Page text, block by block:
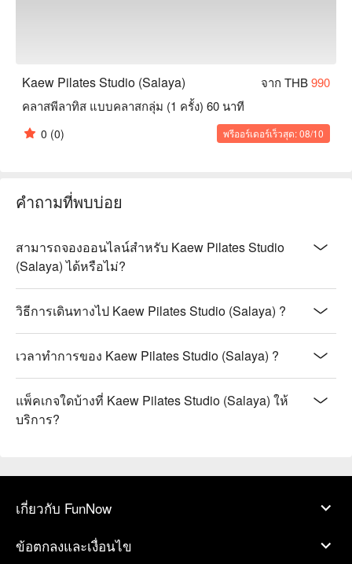
Kaew Pilates Studio (Salaya) จาก THB990
คลาสพีลาทิส แบบคลาสกลุ่ม (1 ครั้ง) 60 นาที
0 (0) พรีออร์เดอร์เร็วสุด: 08/10
คำถามที่พบบ่อย
สามารถจองออนไลน์สำหรับ Kaew Pilates Studio
(Salaya) ได้หรือไม่?
วิธีการเดินทางไป Kaew Pilates Studio (Salaya) ?
เวลาทำการของ Kaew Pilates Studio (Salaya) ?
แพ็คเกจใดบ้างที่ Kaew Pilates Studio (Salaya) ให้
บริการ?
เกี่ยวกับ FunNow
ข้อตกลงและเงื่อนไข